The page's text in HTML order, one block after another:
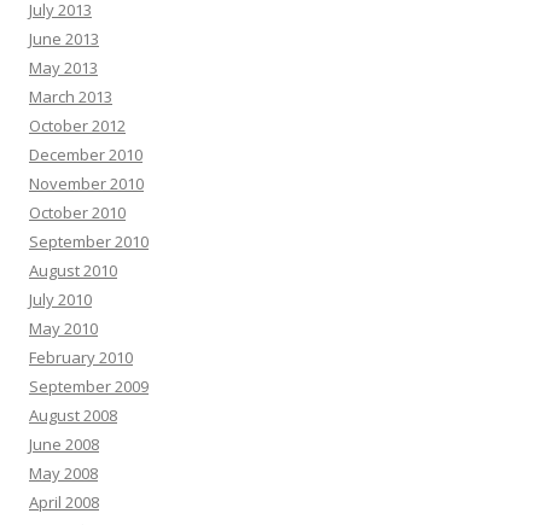
July 2013
June 2013
May 2013
March 2013
October 2012
December 2010
November 2010
October 2010
September 2010
August 2010
July 2010
May 2010
February 2010
September 2009
August 2008
June 2008
May 2008
April 2008